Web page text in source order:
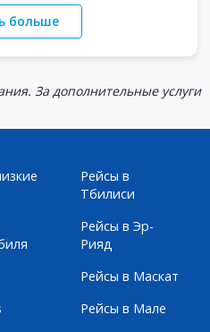
больше
За дополнительные услуги
Рейсы в
Тбилиси
Рейсы в Эр-
Рияд
Рейсы в Маскат
Рейсы в Мале